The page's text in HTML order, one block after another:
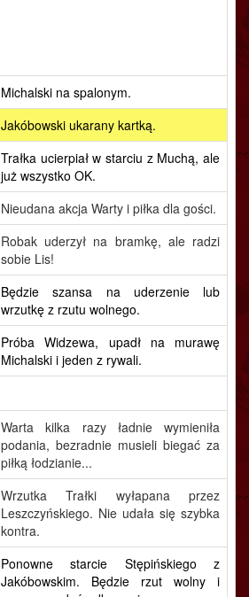
Michalski na spalonym.
Jakóbowski ukarany kartką.
Trałka ucierpiał w starciu z Muchą, ale
już wszystko OK.
Nieudana akcja Warty i piłka dla gości.
Robak uderzył na bramkę, ale radzi
sobie Lis!
Będzie szansa na uderzenie lub
wrzutkę z rzutu wolnego.
Próba Widzewa, upadł na murawę
Michalski i jeden z rywali.
Warta kilka razy ładnie wymieniła
podania, bezradnie musieli biegać za
piłką łodzianie...
Wrzutka Trałki wyłapana przez
Leszczyńskiego. Nie udała się szybka
kontra.
Ponowne starcie Stępińskiego z
Jakóbowskim. Będzie rzut wolny i